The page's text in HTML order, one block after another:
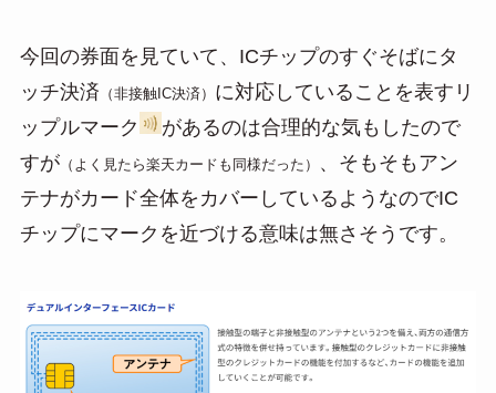
今回の券面を見ていて、ICチップのすぐそばにタ
ッチ決済 （非接触IC決済） に対応していることを表すリ
ップルマーク
があるのは合理的な気もしたので
すが（よく見たら楽天カードも同様だった）
、そもそもアン
テナがカード全体をカバーしているようなのでIC
チップにマークを近づける意味は無さそうです。